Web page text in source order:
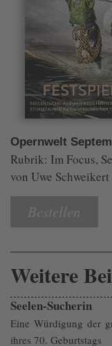
Opernwelt
Rubrik: Im Focus,
von Uwe Schweikert
Bestellen
Weitere
Seelen-Sucherin
Eine Würdigung der
ihres 70. Geburtstags